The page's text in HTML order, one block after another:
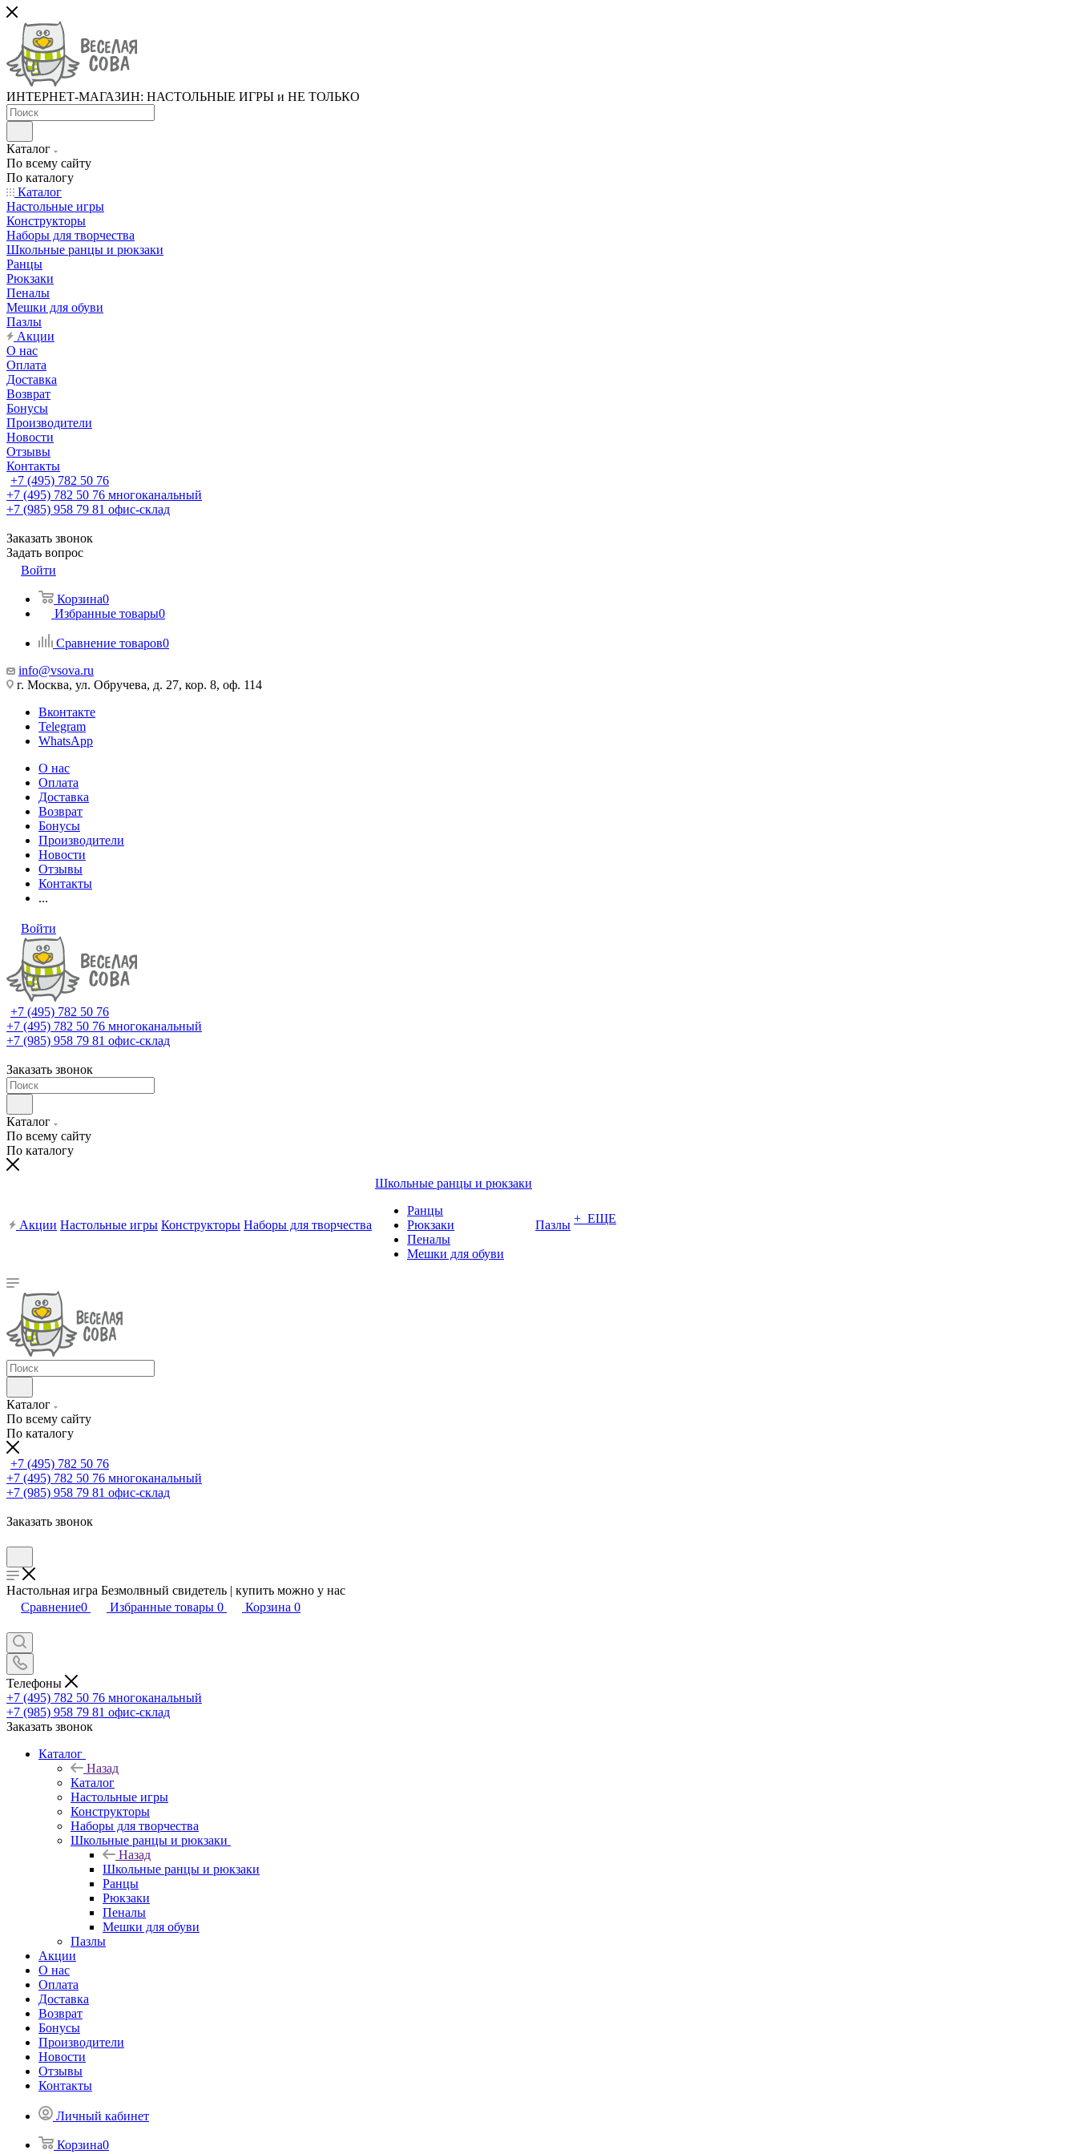
ИНТЕРНЕТ-МАГАЗИН: НАСТОЛЬНЫЕ ИГРЫ и НЕ ТОЛЬКО
Каталог
По всему сайту
По каталогу
Каталог
Настольные игры
Конструкторы
Наборы для творчества
Школьные ранцы и рюкзаки
Ранцы
Рюкзаки
Пеналы
Мешки для обуви
Пазлы
Акции
О нас
Оплата
Доставка
Возврат
Бонусы
Производители
Новости
Отзывы
Контакты
+7 (495) 782 50 76
+7 (495) 782 50 76 многоканальный
+7 (985) 958 79 81 офис-склад
Заказать звонок
Задать вопрос
Войти
Корзина0
Избранные товары0
Сравнение товаров0
info@vsova.ru
г. Москва, ул. Обручева, д. 27, кор. 8, оф. 114
Вконтакте
Telegram
WhatsApp
О нас
Оплата
Доставка
Возврат
Бонусы
Производители
Новости
Отзывы
Контакты
...
Войти
+7 (495) 782 50 76
+7 (495) 782 50 76 многоканальный
+7 (985) 958 79 81 офис-склад
Заказать звонок
Каталог
По всему сайту
По каталогу
Акции Настольные игры Конструкторы Наборы для творчества
Школьные ранцы и рюкзаки
Ранцы
Рюкзаки
Пеналы
Мешки для обуви
Пазлы + ЕЩЕ
Каталог
По всему сайту
По каталогу
+7 (495) 782 50 76
+7 (495) 782 50 76 многоканальный
+7 (985) 958 79 81 офис-склад
Заказать звонок
Настольная игра Безмолвный свидетель | купить можно у нас
Сравнение0 Избранные товары 0 Корзина 0
Телефоны
+7 (495) 782 50 76 многоканальный
+7 (985) 958 79 81 офис-склад
Заказать звонок
Каталог
Назад
Каталог
Настольные игры
Конструкторы
Наборы для творчества
Школьные ранцы и рюкзаки
Назад
Школьные ранцы и рюкзаки
Ранцы
Рюкзаки
Пеналы
Мешки для обуви
Пазлы
Акции
О нас
Оплата
Доставка
Возврат
Бонусы
Производители
Новости
Отзывы
Контакты
Личный кабинет
Корзина0